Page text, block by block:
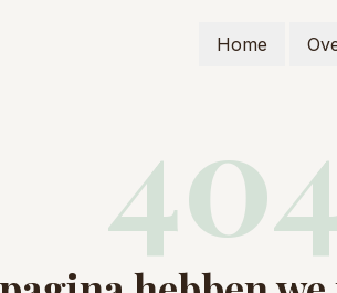
Home